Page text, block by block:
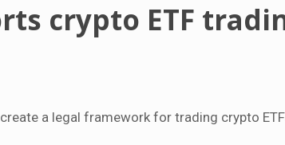
crypto ETF
a legal framework for trading crypto